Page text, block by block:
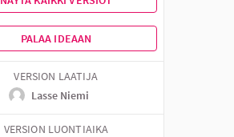
PALAA IDEAAN
VERSION LAATIJA
Lasse Niemi
VERSION LUONTIAIKA